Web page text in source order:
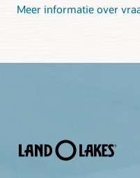
Meer informatie over